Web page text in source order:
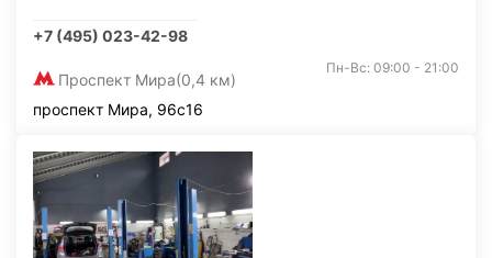
+7 (495) 023-42-98
Проспект Мира(0,4 км)
Пн-Вс: 09:00 - 21:00
проспект Мира, 96с16